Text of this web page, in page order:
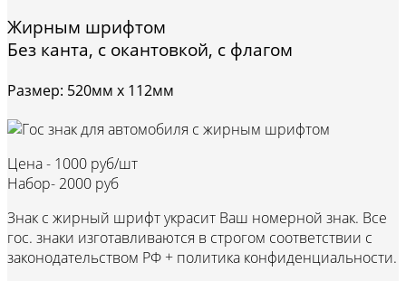
Жирным шрифтом
Без канта, с окантовкой, с флагом
Размер: 520мм х 112мм
Цена - 1000 руб/шт
Набор- 2000 руб
Знак с жирный шрифт украсит Ваш номерной знак. Все
гос. знаки изготавливаются в строгом соответствии с
законодательством РФ + политика конфиденциальности.